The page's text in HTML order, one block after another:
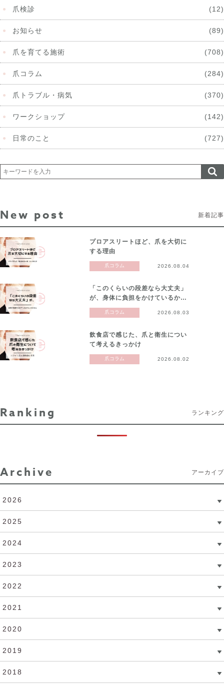
爪検診 (12)
お知らせ (89)
爪を育てる施術 (708)
爪コラム (284)
爪トラブル・病気 (370)
ワークショップ (142)
日常のこと (727)
New post 新着記事
プロアスリートほど、爪を大切に
する理由
爪コラム 2026.08.04
「このくらいの段差なら大丈夫」
が、身体に負担をかけているか…
爪コラム 2026.08.03
飲食店で感じた、爪と衛生につい
て考えるきっかけ
爪コラム 2026.08.02
Ranking ランキング
Archive アーカイブ
2026
2025
2024
2023
2022
2021
2020
2019
2018